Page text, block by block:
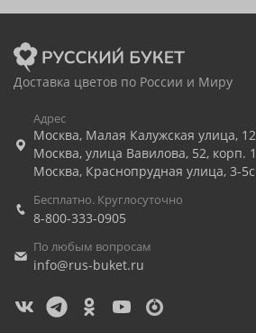
Доставка цветов по России и Миру
Москва
Москва улица Вавилова, 52, корп. 1
Москва Краснопрудная улица, 3-5с1
Бесплатно. Круглосуточно
8-800-333-0905
По любым вопросам
info@rus-buket.ru